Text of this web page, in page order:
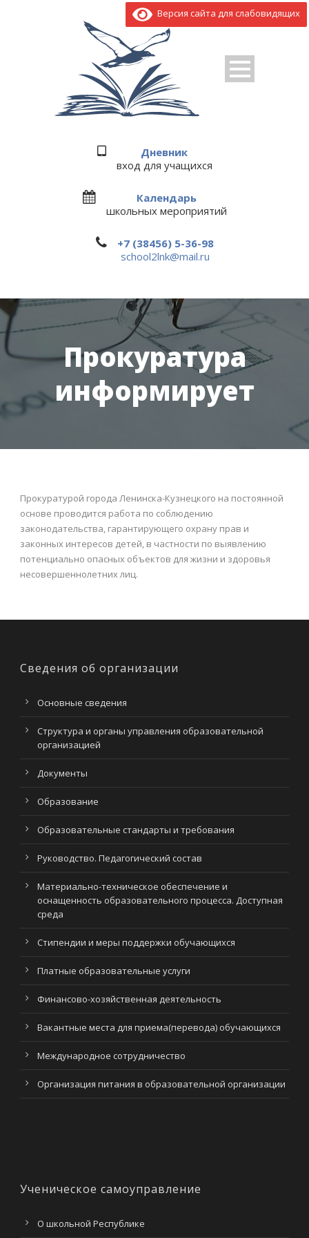
Дневник
вход для учащихся
Календарь
школьных мероприятий
+7 (38456) 5-36-98
school2lnk@mail.ru
Прокуратура
информирует
Прокуратурой города Ленинска-Кузнецкого на постоянной
основе проводится работа по соблюдению
законодательства, гарантирующего охрану прав и
законных интересов детей, в частности по выявлению
потенциально опасных объектов для жизни и здоровья
несовершеннолетних лиц.
Сведения об организации
Основные сведения
Структура и органы управления образовательной
организацией
Документы
Образование
Образовательные стандарты и требования
Руководство. Педагогический состав
Материально-техническое обеспечение и
оснащенность образовательного процесса. Доступная
среда
Стипендии и меры поддержки обучающихся
Платные образовательные услуги
Финансово-хозяйственная деятельность
Вакантные места для приема(перевода) обучающихся
Международное сотрудничество
Организация питания в образовательной организации
Ученическое самоуправление
О школьной Республике
Версия сайта для слабовидящих